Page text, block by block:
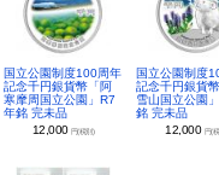
国立公園制度100周年
記念千円銀貨幣「阿
寒摩周国立公園」R7
年銘 完未品
12,000 円(税別)
国立公園制度
記念千円銀貨
雪山国立公園
銘 完未品
12,000 円(